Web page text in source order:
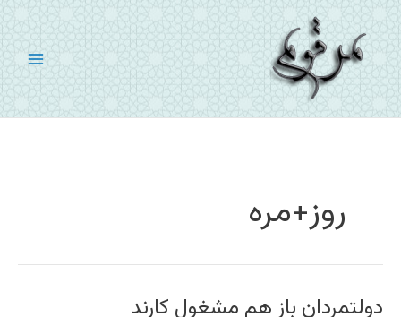
پرش
به
محتوا
روز+مره
دولتمردان باز هم مشغول کارند